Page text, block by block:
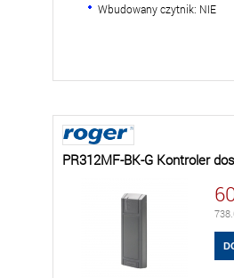
Wbudowany czytnik: NIE
PR312MF-BK-G Kontroler